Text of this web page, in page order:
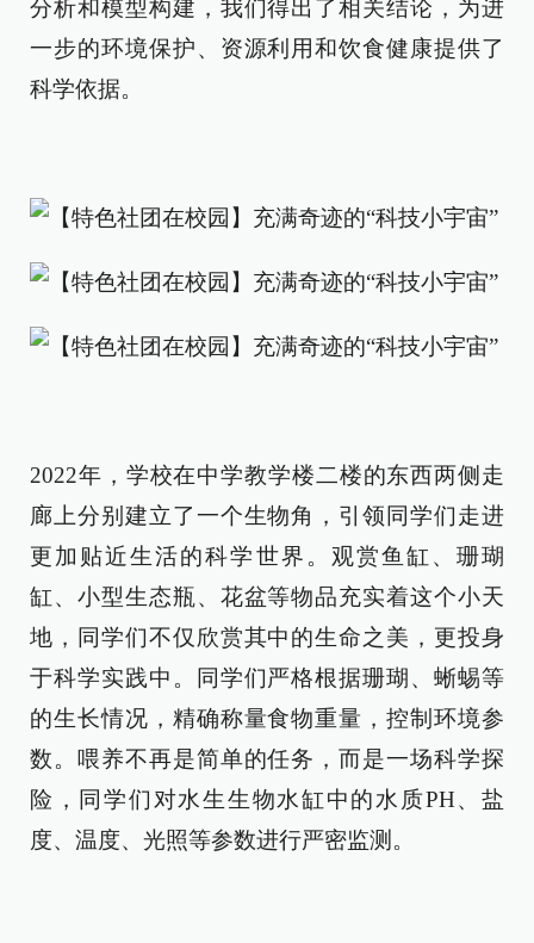
分析和模型构建，我们得出了相关结论，为进
一步的环境保护、资源利用和饮食健康提供了
科学依据。
2022年，学校在中学教学楼二楼的东西两侧走
廊上分别建立了一个生物角，引领同学们走进
更加贴近生活的科学世界。观赏鱼缸、珊瑚
缸、小型生态瓶、花盆等物品充实着这个小天
地，同学们不仅欣赏其中的生命之美，更投身
于科学实践中。同学们严格根据珊瑚、蜥蜴等
的生长情况，精确称量食物重量，控制环境参
数。喂养不再是简单的任务，而是一场科学探
险，同学们对水生生物水缸中的水质PH、盐
度、温度、光照等参数进行严密监测。